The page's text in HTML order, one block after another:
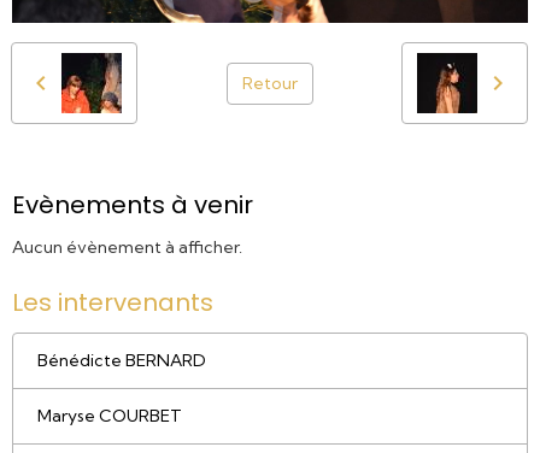
Retour
Evènements à venir
Aucun évènement à afficher.
Les intervenants
Bénédicte BERNARD
Maryse COURBET